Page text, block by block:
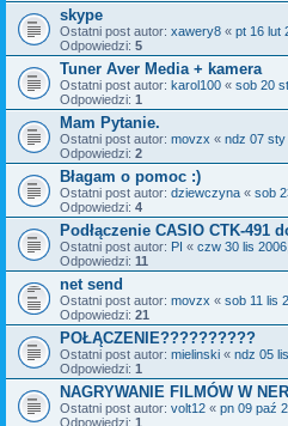
skype
Ostatni post autor: xawery8 « pt 16 lut
Odpowiedzi: 5
Tuner Aver Media + kamera
Ostatni post autor: karol100 « sob 20
Odpowiedzi: 1
Mam Pytanie.
Ostatni post autor: movzx « ndz 07 sty
Odpowiedzi: 2
Błagam o pomoc :)
Ostatni post autor: dziewczyna « sob
Odpowiedzi: 4
Podłączenie CASIO CTK-491
Ostatni post autor: PI « czw 30 lis
Odpowiedzi: 11
net send
Ostatni post autor: movzx « sob 11 lis
Odpowiedzi: 21
POŁĄCZENIE??????????
Ostatni post autor: mielinski « ndz 05
Odpowiedzi: 1
NAGRYWANIE FILMÓW W
Ostatni post autor: volt12 « pn 09 paź
Odpowiedzi: 1